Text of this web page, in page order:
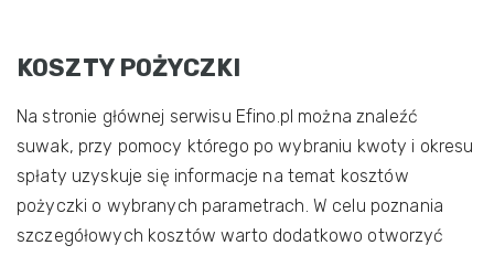
KOSZTY POŻYCZKI
Na stronie głównej serwisu Efino.pl można znaleźć
suwak, przy pomocy którego po wybraniu kwoty i okresu
spłaty uzyskuje się informacje na temat kosztów
pożyczki o wybranych parametrach. W celu poznania
szczegółowych kosztów warto dodatkowo otworzyć